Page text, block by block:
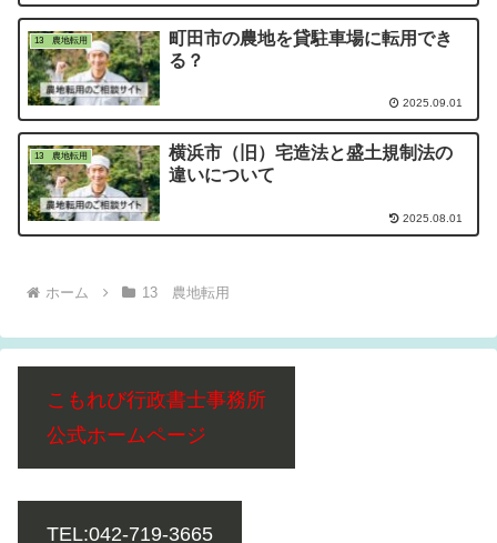
13 農地転用
町田市の農地を貸駐車場に転用でき
る？
2025.09.01
13 農地転用
横浜市（旧）宅造法と盛土規制法の
違いについて
2025.08.01
ホーム 13 農地転用
こもれび行政書士事務所
公式ホームページ
TEL:042-719-3665